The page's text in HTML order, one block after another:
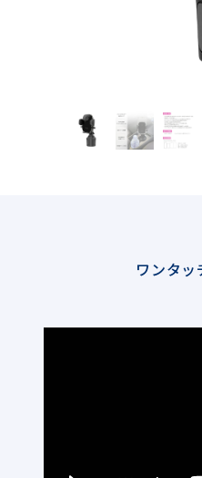
ワンタッ